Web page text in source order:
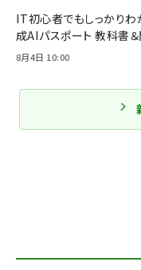
IT初心者でもしっかりわ
成AIパスポート 教科書＆
8月4日 10:00